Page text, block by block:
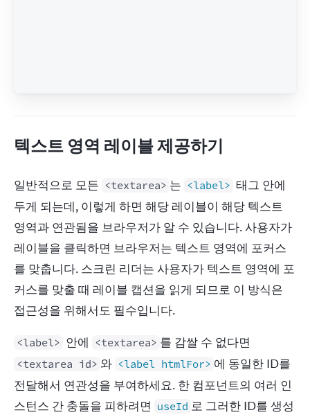
텍스트 영역 레이블 제공하기
일반적으로 모든 <textarea> 는 <label> 태그 안에
두게 되는데, 이렇게 하면 해당 레이블이 해당 텍스트
영역과 연관됨을 브라우저가 알 수 있습니다. 사용자가
레이블을 클릭하면 브라우저는 텍스트 영역에 포커스
를 맞춥니다. 스크린 리더는 사용자가 텍스트 영역에 포
커스를 맞출 때 레이블 캡션을 읽게 되므로 이 방식은
접근성을 위해서도 필수입니다.
<label> 안에 <textarea>
<textarea id> 와 <label htmlFor> 에 동일한 ID를
전달해서 연관성을 부여하세요. 한 컴포넌트의 여러 인
스턴스 간 충돌을 피하려면 useId 로 그러한 ID를 생성